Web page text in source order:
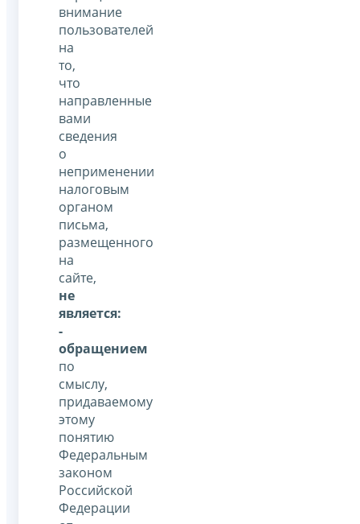
внимание
пользователей
на
то,
что
направленные
вами
сведения
о
неприменении
налоговым
органом
письма,
размещенного
на
сайте,
не
является:
-
обращением
по
смыслу,
придаваемому
этому
понятию
Федеральным
законом
Российской
Федерации